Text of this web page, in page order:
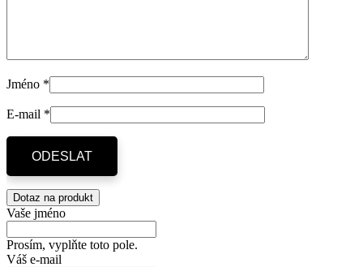
Jméno *
E-mail *
Dotaz na produkt
Vaše jméno
Prosím, vyplňte toto pole.
Váš e-mail